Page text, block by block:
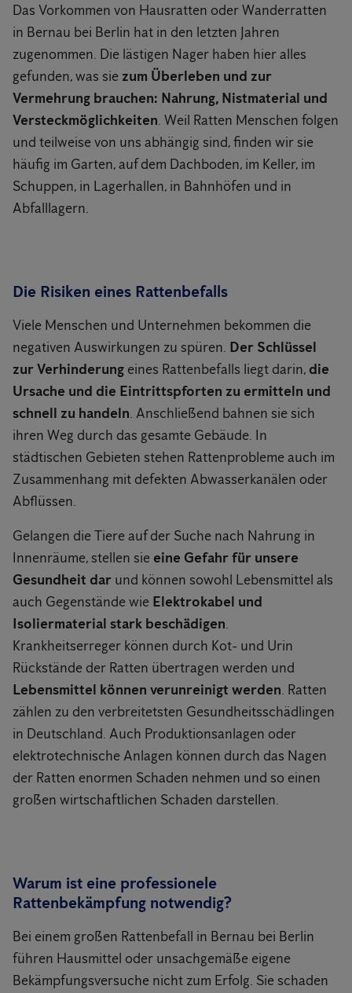
Das Vorkommen von Hausratten oder Wanderratten
in Bernau bei Berlin hat in den letzten Jahren
zugenommen. Die lästigen Nager haben hier alles
gefunden, was sie zum Überleben und zur
Vermehrung brauchen: Nahrung, Nistmaterial und
Versteckmöglichkeiten. Weil Ratten Menschen folgen
und teilweise von uns abhängig sind, finden wir sie
häufig im Garten, auf dem Dachboden, im Keller, im
Schuppen, in Lagerhallen, in Bahnhöfen und in
Abfalllagern.
Die Risiken eines Rattenbefalls
Viele Menschen und Unternehmen bekommen die
negativen Auswirkungen zu spüren. Der Schlüssel
zur Verhinderung eines Rattenbefalls liegt darin, die
Ursache und die Eintrittspforten zu ermitteln und
schnell zu handeln. Anschließend bahnen sie sich
ihren Weg durch das gesamte Gebäude. In
städtischen Gebieten stehen Rattenprobleme auch im
Zusammenhang mit defekten Abwasserkanälen oder
Abflüssen.
Gelangen die Tiere auf der Suche nach Nahrung in
Innenräume, stellen sie eine Gefahr für unsere
Gesundheit dar und können sowohl Lebensmittel als
auch Gegenstände wie Elektrokabel und
Isoliermaterial stark beschädigen.
Krankheitserreger können durch Kot- und Urin
Rückstände der Ratten übertragen werden und
Lebensmittel können verunreinigt werden. Ratten
zählen zu den verbreitetsten Gesundheitsschädlingen
in Deutschland. Auch Produktionsanlagen oder
elektrotechnische Anlagen können durch das Nagen
der Ratten enormen Schaden nehmen und so einen
großen wirtschaftlichen Schaden darstellen.
Warum ist eine professionele
Rattenbekämpfung notwendig?
Bei einem großen Rattenbefall in Bernau bei Berlin
führen Hausmittel oder unsachgemäße eigene
Bekämpfungsversuche nicht zum Erfolg. Sie schaden